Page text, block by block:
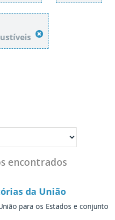
encontrados
da União
para os Estados e conjunto